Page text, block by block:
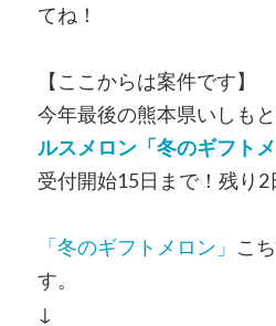
てね！
【ここからは案件です】
今年最後の熊本県いしも
ルスメロン「冬のギフトメ
受付開始15日まで！残り2
「冬のギフトメロン」 こ
す。
↓